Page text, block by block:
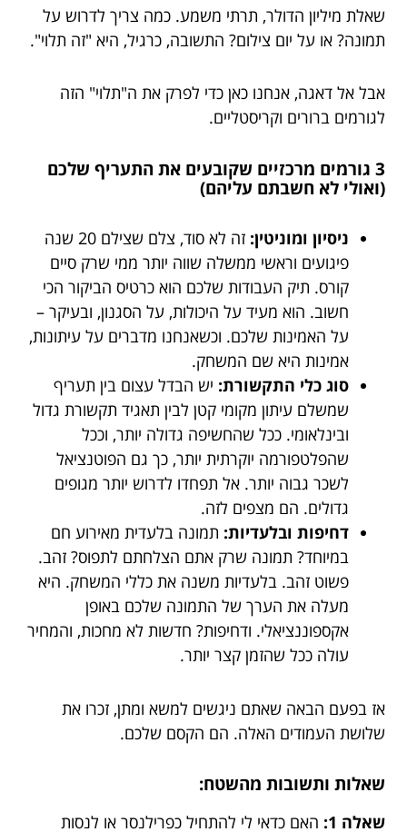
שאלת מיליון הדולר, תרתי משמע. כמה צריך לדרוש על
תמונה? או על יום צילום? התשובה, כרגיל, היא "זה תלוי".
אבל אל דאגה, אנחנו כאן כדי לפרק את ה"תלוי" הזה
לגורמים ברורים וקריסטליים.
3 גורמים מרכזיים שקובעים את התעריף שלכם
(ואולי לא חשבתם עליהם)
ניסיון ומוניטין:
זה לא סוד, צלם שצילם 20 שנה
פיגועים וראשי ממשלה שווה יותר ממי שרק סיים
קורס. תיק העבודות שלכם הוא כרטיס הביקור הכי
חשוב. הוא מעיד על היכולות, על הסגנון, ובעיקר –
על האמינות שלכם. וכשאנחנו מדברים על עיתונות,
אמינות היא שם המשחק.
סוג כלי התקשורת: יש הבדל עצום בין תעריף
שמשלם עיתון מקומי קטן לבין תאגיד תקשורת גדול
ובינלאומי. ככל שהחשיפה גדולה יותר, וככל
שהפלטפורמה יוקרתית יותר, כך גם הפוטנציאל
לשכר גבוה יותר. אל תפחדו לדרוש יותר מגופים
גדולים. הם מצפים לזה.
דחיפות ובלעדיות: תמונה בלעדית מאירוע חם
במיוחד? תמונה שרק אתם הצלחתם לתפוס? זהב.
פשוט זהב. בלעדיות משנה את כללי המשחק. היא
מעלה את הערך של התמונה שלכם באופן
אקספוננציאלי. ודחיפות? חדשות לא מחכות, והמחיר
עולה ככל שהזמן קצר יותר.
אז בפעם הבאה שאתם ניגשים למשא ומתן, זכרו את
שלושת העמודים האלה. הם הקסם שלכם.
שאלות ותשובות מהשטח:
שאלה 1: האם כדאי לי להתחיל כפרילנסר או לנסות